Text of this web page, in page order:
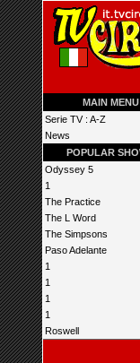
MAIN MENU
Serie TV : A-Z
News
POPULAR
Odyssey 5
1
The Practice
The L Word
The Simpsons
Paso Adelante
1
1
1
1
Roswell